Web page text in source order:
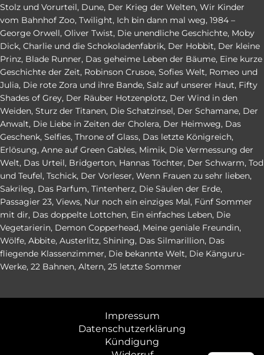
Stolz und Vorurteil, Dune, Der Krieg der Welten, Wir Kinder
vom Bahnhof Zoo, Twilight, Ich bin dann mal weg, 1984 –
George Orwell, Oliver Twist, Die unendliche Geschichte, Moby
Dick, Charlie und die Schokoladenfabrik, Der Hobbit, Der kleine
Prinz, Blade Runner, Das geheime Leben der Bäume, Eine kurze
Geschichte der Zeit, Robinson Crusoe, Sofies Welt, Romeo und
Julia, Die rote Zora und ihre Bande, Salz auf unserer Haut, Fifty
Shades of Grey, Der Räuber Hotzenplotz, Der Wind in den
Weiden, Sturz der Titanen, Die Schatzinsel, Der Schamane, Der
Anwalt, Die Liebe in Zeiten der Cholera, Der Heimweg, Das
Geschenk, Selfies, Throne of Glass, Das letzte Königreich,
Erlösung, Anne auf Green Gables, Mimik, Die Vermessung der
Welt, Das Urteil, Bridgerton, Hannas Töchter, Der Schwarm, Tod
und Teufel, Tschick, Der Vorleser, Wenn Frauen zu sehr lieben,
Sakrileg, Das Parfum, Tintenherz, Die Säulen der Erde,
Passagier 23, Views, Nur noch ein einziges Mal, Fünf Sommer
mit dir, Das doppelte Lottchen, Ein einfaches Leben, Die
Vegetarierin, Demon Copperhead, Meine geniale Freundin,
Wölfe, Abbite, Austerlitz, Shining, Das Silmarillion, Das
fliegende Klassenzimmer, Die bekannte Welt, Die Känguru-
Werke, 22 Bahnen, Altern, 25 letzte Sommer
Impressum
Datenschutzerklärung
Kündigung